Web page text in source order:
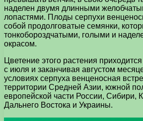
наделен двумя длинными
лопастями. Плоды серпухи
собой продолговатые семянки,
тонкобороздчатыми, голыми и
окрасом.
Цветение этого растения
с июля и заканчивая августом
условиях серпуха венценосная
территории Средней Азии, южной
европейской части России, Сибири,
Дальнего Востока и Украины.